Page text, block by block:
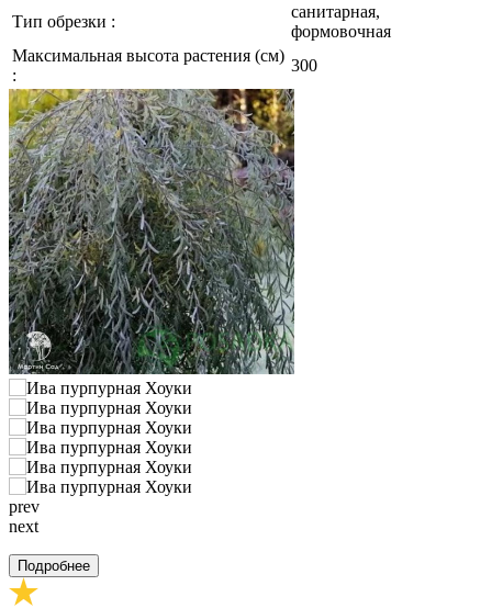
Тип обрезки :
санитарная,
формовочная
Максимальная высота растения (см)
:
300
prev
next
Подробнее